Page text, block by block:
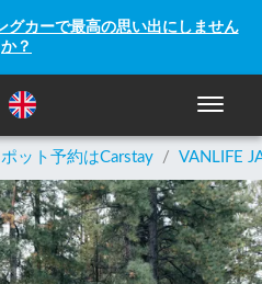
カーで最高の思い出にしません
か？
ナビゲ
ット予約はCarstay / VANLIFE